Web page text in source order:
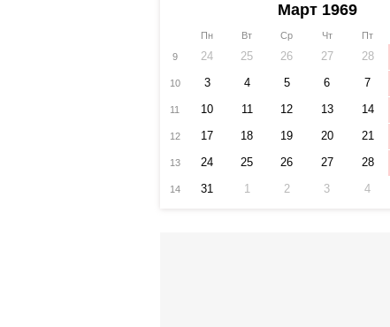
Март 1969
Пн Вт Ср Чт Пт
9
24 25 26 27 28
10 3 4 5 6 7
11 10 11 12 13 14
12 17 18 19 20 21
13 24 25 26 27 28
14 31 1 2 3 4